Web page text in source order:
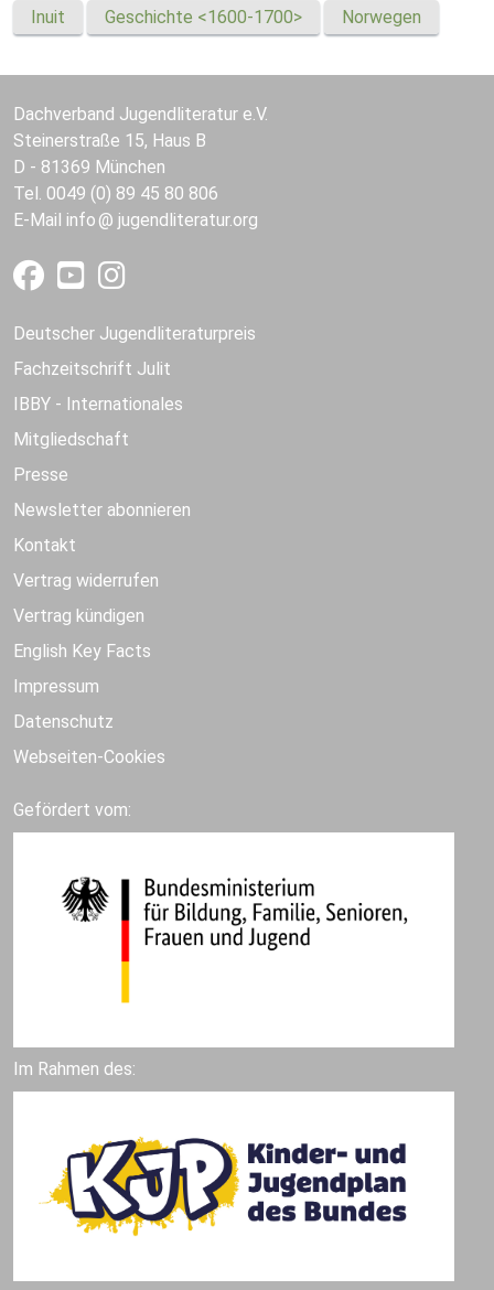
Inuit Geschichte <1600-1700> Norwegen
Dachverband Jugendliteratur e.V.
Steinerstraße 15, Haus B
D - 81369 München
Tel. 0049 (0) 89 45 80 806
E-Mail info jugendliteratur.org
Deutscher Jugendliteraturpreis
Fachzeitschrift Julit
IBBY - Internationales
Mitgliedschaft
Presse
Newsletter abonnieren
Kontakt
Vertrag widerrufen
Vertrag kündigen
English Key Facts
Impressum
Datenschutz
Webseiten-Cookies
Gefördert vom:
Im Rahmen des: